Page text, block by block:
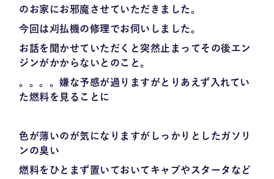
のお家にお邪魔させていただきました。
今回は刈払機の修理でお伺いしました。
お話を聞かせていただくと突然止まってその後エン
ジンがかからないとのこと。
。。。。嫌な予感が過りますがとりあえず入れてい
た燃料を見ることに
色が薄いのが気になりますがしっかりとしたガソリ
ンの臭い
燃料をひとまず置いておいてキャブやスタータなど